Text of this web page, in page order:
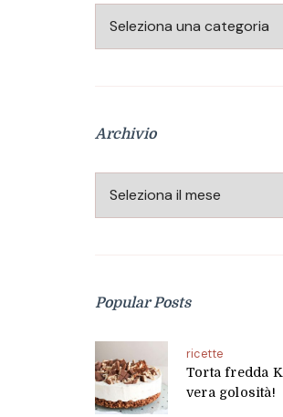
Categorie
Archivio
Archivio
Popular Posts
ricette
Torta fredda
vera golosità!